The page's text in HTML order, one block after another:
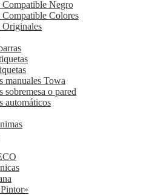
Negro
Colores
manuales Towa
sobremesa o pared
automáticos